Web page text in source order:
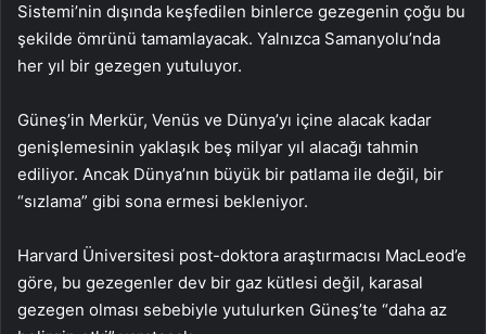
Sistemi’nin dışında keşfedilen binlerce gezegenin çoğu bu
şekilde ömrünü tamamlayacak. Yalnızca Samanyolu’nda
her yıl bir gezegen yutuluyor.
Güneş’in Merkür, Venüs ve Dünya’yı içine alacak kadar
genişlemesinin yaklaşık beş milyar yıl alacağı tahmin
ediliyor. Ancak Dünya’nın büyük bir patlama ile değil, bir
“sızlama” gibi sona ermesi bekleniyor.
Harvard Üniversitesi post-doktora araştırmacısı MacLeod’e
göre, bu gezegenler dev bir gaz kütlesi değil, karasal
gezegen olması sebebiyle yutulurken Güneş’te “daha az